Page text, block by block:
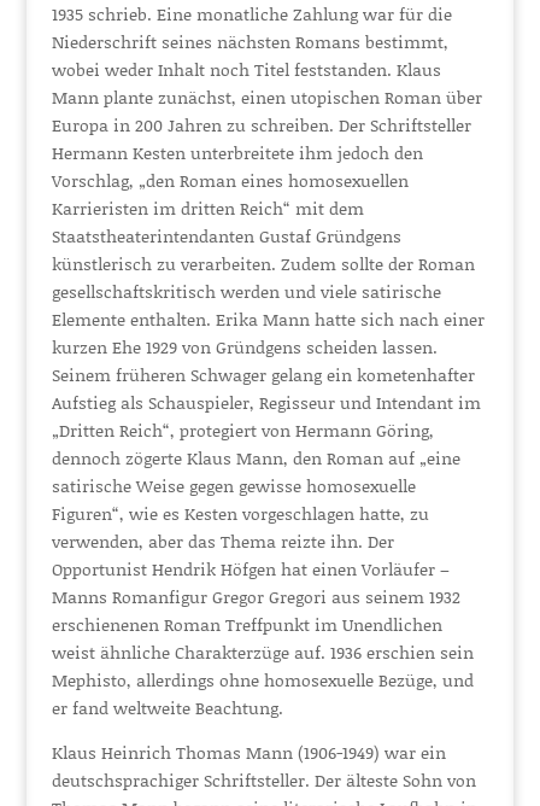
1935 schrieb. Eine monatliche Zahlung war für die
Niederschrift seines nächsten Romans bestimmt,
wobei weder Inhalt noch Titel feststanden. Klaus
Mann plante zunächst, einen utopischen Roman über
Europa in 200 Jahren zu schreiben. Der Schriftsteller
Hermann Kesten unterbreitete ihm jedoch den
Vorschlag, „den Roman eines homosexuellen
Karrieristen im dritten Reich“ mit dem
Staatstheaterintendanten Gustaf Gründgens
künstlerisch zu verarbeiten. Zudem sollte der Roman
gesellschaftskritisch werden und viele satirische
Elemente enthalten. Erika Mann hatte sich nach einer
kurzen Ehe 1929 von Gründgens scheiden lassen.
Seinem früheren Schwager gelang ein kometenhafter
Aufstieg als Schauspieler, Regisseur und Intendant im
„Dritten Reich“, protegiert von Hermann Göring,
dennoch zögerte Klaus Mann, den Roman auf „eine
satirische Weise gegen gewisse homosexuelle
Figuren“, wie es Kesten vorgeschlagen hatte, zu
verwenden, aber das Thema reizte ihn. Der
Opportunist Hendrik Höfgen hat einen Vorläufer –
Manns Romanfigur Gregor Gregori aus seinem 1932
erschienenen Roman Treffpunkt im Unendlichen
weist ähnliche Charakterzüge auf. 1936 erschien sein
Mephisto, allerdings ohne homosexuelle Bezüge, und
er fand weltweite Beachtung.
Klaus Heinrich Thomas Mann (1906-1949) war ein
deutschsprachiger Schriftsteller. Der älteste Sohn von